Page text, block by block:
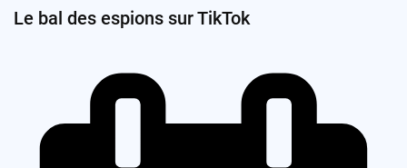
Le bal des espions sur TikTok